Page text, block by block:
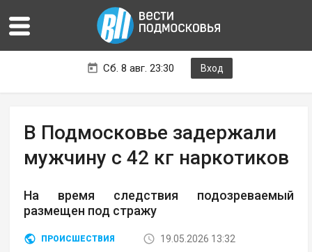
Сб. 8 авг. 23:30 Вход
В Подмосковье задержали
мужчину с 42 кг наркотиков
На время следствия подозреваемый
размещен под стражу
ПРОИСШЕСТВИЯ
19.05.2026 13:32